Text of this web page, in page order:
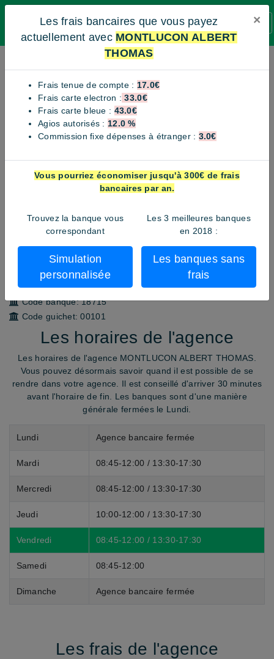
BANQUE SANS FRAIS
MONTLUCON ALBERT
THOMAS
42, AVENUE ALBERT THOMAS - 03100
MONTLUCON
Voici le numéro de téléphone non surtaxé de l'agence
des banques utilisent un numéro surtaxé pour leur service
client. Pour contourner ce numéro surtaxé il faut directement
joindre l'agence. Nous essayons de récupérer le plus possible
MONTLUCON ALBERT THOMAS. Vous pouvez nous contacter
pour plus de précisions.
Téléphone:3241
Code banque:18715
Code guichet:00101
Les horaires de l'agence
Les horaires de l'agence MONTLUCON ALBERT THOMAS.
Vous pouvez désormais savoir quand il est possible de se
rendre dans votre agence. Il est conseillé d'arriver 30 minutes
avant l'horaire de fin. Les banques sont d'une manière
générale fermées le Lundi.
Lundi Agence bancaire fermée
Mardi 08:45-12:00 / 13:30-17:30
Mercredi 08:45-12:00 / 13:30-17:30
Jeudi 10:00-12:00 / 13:30-17:30
Vendredi 08:45-12:00 / 13:30-17:30
Samedi 08:45-12:00
Dimanche Agence bancaire fermée
Les frais de l'agence
Les frais bancaires que vous payez
actuellement avec MONTLUCON ALBERT
THOMAS
×
Frais tenue de compte : 17.0€
Frais carte electron : 33.0€
Frais carte bleue : 43.0€
Agios autorisés : 12.0 %
Commission fixe dépenses à étranger : 3.0€
Vous pourriez économiser jusqu'à 300€ de frais
bancaires par an.
Trouvez la banque vous
correspondant
Simulation
personnalisée
Les 3 meilleures banques
en 2018 :
Les banques sans
frais